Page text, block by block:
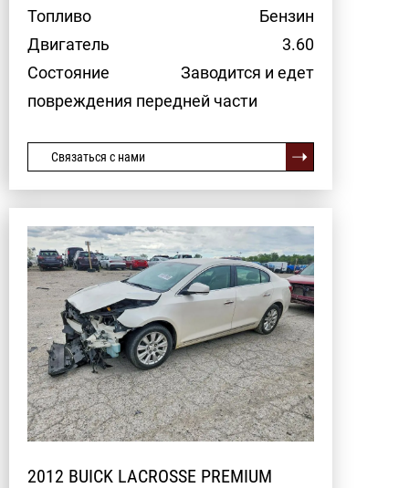
Топливо
Бензин
Двигатель
3.60
Состояние
Заводится и едет
повреждения передней части
Связаться с нами
2012 BUICK LACROSSE PREMIUM